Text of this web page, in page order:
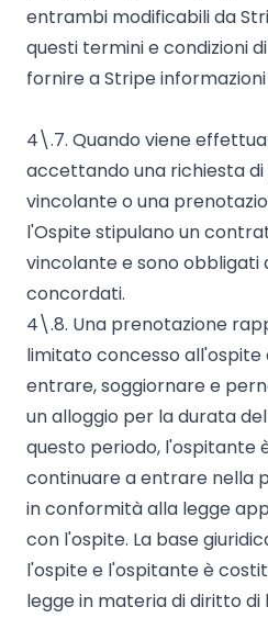
entrambi modificabili da
questi termini e condizioni
fornire a Stripe
4\.7. Quando viene
accettando una richiesta
vincolante o una
l'Ospite stipulano un
vincolante e sono obbligati
concordati.
4\.8. Una prenotazione
limitato concesso
entrare, soggiornare e
un alloggio per la durata
questo periodo, l'ospitante
continuare a entrare nella
in conformità alla legge
con l'ospite. La base
l'ospite e l'ospitante è
legge in materia di diritto